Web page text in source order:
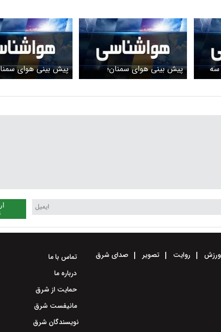
سه
پیش بینی هوای سمنان؛
دوشنبه ۱۳ اسفند
پیش بینی هوای
شنبه ۹ اسفند
روایت تصویر صدای شرق
تماس با ما
درباره ما
حمایت از شرق
مانیفست شرق
نویسندگان شرق